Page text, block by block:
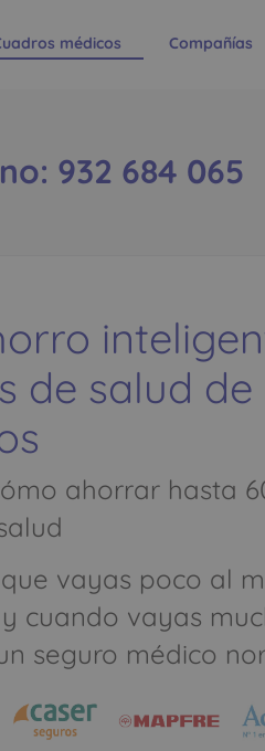
médicos Compañías
932 684 065
de salud
ahorrar hasta
que vayas poco al
cuando vayas
seguro médico